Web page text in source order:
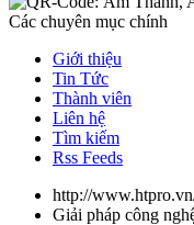
Các chuyên mục chính
Giới thiệu
Tin Tức
Thành viên
Liên hệ
Tìm kiếm
Rss Feeds
http://
Giải pháp công